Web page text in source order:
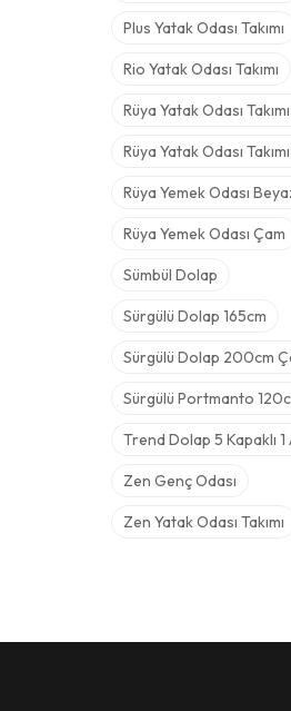
Plus Yatak Odası Takımı
Rio Yatak Odası Takımı
Rüya Yatak Odası
Rüya Yatak Odası
Rüya Yemek Odası
Rüya Yemek Odası Çam
Sümbül Dolap
Sürgülü Dolap 165cm
Sürgülü Dolap 200cm
Sürgülü Portmanto
Trend Dolap 5 Kapaklı 1
Zen Genç Odası
Zen Yatak Odası Takımı